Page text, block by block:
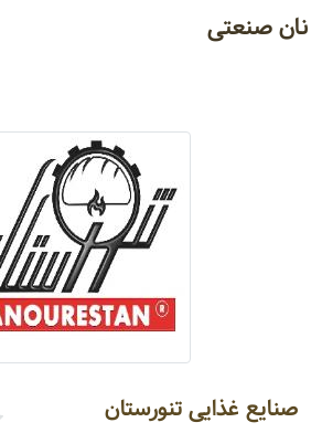
نان صنعتی
صنایع غذایی تنورستان